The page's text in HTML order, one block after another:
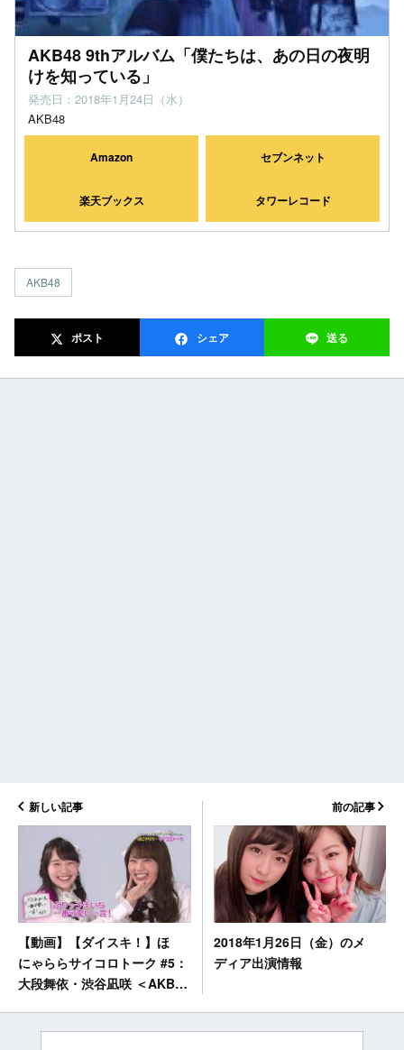
AKB48 9thアルバム「僕たちは、あの日の夜明
けを知っている」
発売日：2018年1月24日（水）
AKB48
Amazon セブンネット
楽天ブックス タワーレコード
AKB48
ポスト シェア 送る
新しい記事
【動画】【ダイスキ！】ほ
にゃららサイコロトーク #5：
大段舞依・渋谷凪咲 ＜AKB48
前の記事
2018年1月26日（金）のメ
ディア出演情報